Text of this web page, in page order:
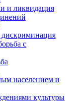
и ликвидация
дискриминация
с
населением и
культуры